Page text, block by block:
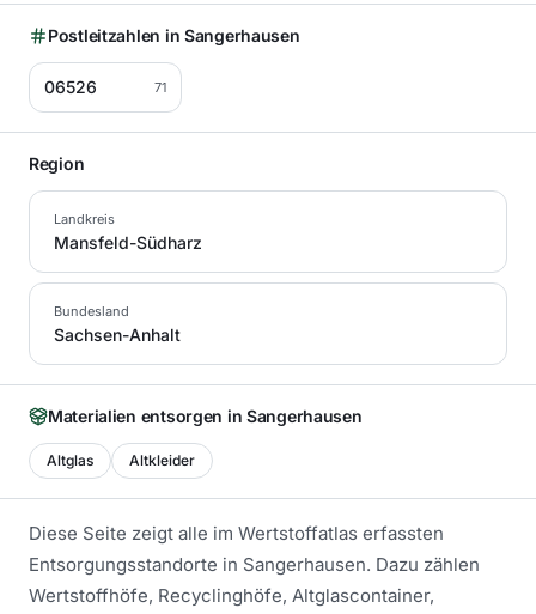
Postleitzahlen in Sangerhausen
06526 71
Region
Landkreis
Mansfeld-Südharz
Bundesland
Sachsen-Anhalt
Materialien entsorgen inSangerhausen
Altglas Altkleider
Diese Seite zeigt alle im Wertstoffatlas erfassten
Entsorgungsstandorte in Sangerhausen. Dazu zählen
Wertstoffhöfe, Recyclinghöfe, Altglascontainer,